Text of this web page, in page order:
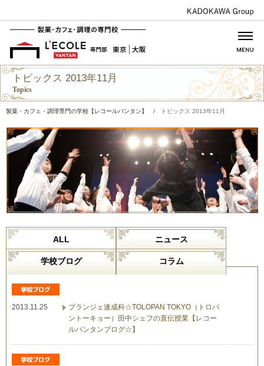
トピックス 2013年11月
Topics
製菓・カフェ・調理専門の学校【レコールバンタン】 / トピックス 2013年11月
ALL ニュース
学校ブログ コラム
2013.11.25
ブランジェ速成科☆TOLOPAN TOKYO（トロパ
ントーキョー）田中シェフの直伝授業【レコー
ルバンタンブログ☆】